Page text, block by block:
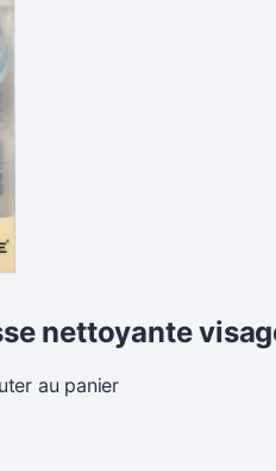
nettoyante
au panier